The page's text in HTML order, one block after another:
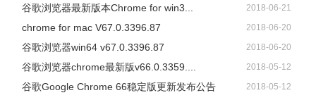
谷歌浏览器最新版本Chrome for win3... 2018-06-21
chrome for mac V67.0.3396.87 2018-06-20
谷歌浏览器win64 v67.0.3396.87 2018-06-20
谷歌浏览器chrome最新版v66.0.3359.... 2018-05-12
谷歌Google Chrome 66稳定版更新发布公告 2018-05-12